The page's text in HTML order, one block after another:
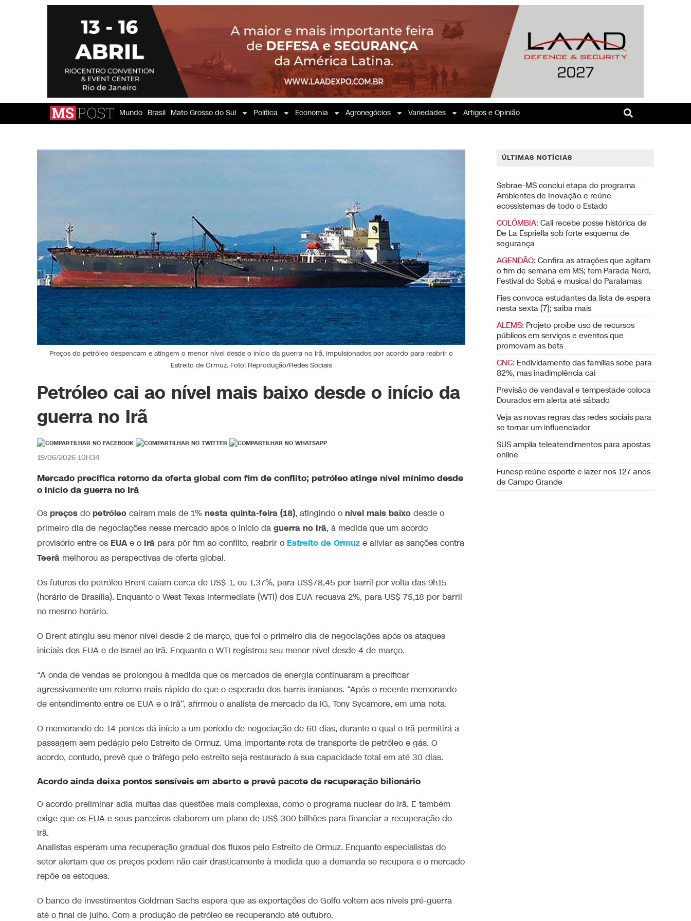
Mundo Brasil Mato Grosso do Sul Política Economia Agronegócios Variedades Artigos e Opinião
Preços do petróleo despencam e atingem o menor nível desde o início da guerra no Irã, impulsionados por acordo para reabrir o
Estreito de Ormuz. Foto: Reprodução/Redes Sociais
Petróleo cai ao nível mais baixo desde o início da
guerra no Irã
19/06/2026 10H34
Mercado precifica retorno da oferta global com fim de conflito; petróleo atinge nível mínimo desde
o início da guerra no Irã
Os preços do petróleo caíram mais de 1% nesta quinta-feira (18), atingindo o nível mais baixo desde o
primeiro dia de negociações nesse mercado após o início da guerra no Irã, à medida que um acordo
provisório entre os EUAe o Irã para pôr fim ao conflito, reabrir o Estreito de Ormuz e aliviar as sanções contra
Teerã melhorou as perspectivas de oferta global.
Os futuros do petróleo Brent caíam cerca de US$ 1, ou 1,37%, para US$78,45 por barril por volta das 9h15
(horário de Brasília). Enquanto o West Texas Intermediate (WTI) dos EUA recuava 2%, para US$ 75,18 por barril
no mesmo horário.
O Brent atingiu seu menor nível desde 2 de março, que foi o primeiro dia de negociações após os ataques
iniciais dos EUA e de Israel ao Irã. Enquanto o WTI registrou seu menor nível desde 4 de março.
“A onda de vendas se prolongou à medida que os mercados de energia continuaram a precificar
agressivamente um retorno mais rápido do que o esperado dos barris iranianos. “Após o recente memorando
de entendimento entre os EUA e o Irã”, afirmou o analista de mercado da IG, Tony Sycamore, em uma nota.
O memorando de 14 pontos dá início a um período de negociação de 60 dias, durante o qual o Irã permitirá a
passagem sem pedágio pelo Estreito de Ormuz. Uma importante rota de transporte de petróleo e gás. O
acordo, contudo, prevê que o tráfego pelo estreito seja restaurado à sua capacidade total em até 30 dias.
Acordo ainda deixa pontos sensíveis em aberto e prevê pacote de recuperação bilionário
O acordo preliminar adia muitas das questões mais complexas, como o programa nuclear do Irã. E também
exige que os EUA e seus parceiros elaborem um plano de US$ 300 bilhões para financiar a recuperação do
Irã.
Analistas esperam uma recuperação gradual dos fluxos pelo Estreito de Ormuz. Enquanto especialistas do
setor alertam que os preços podem não cair drasticamente à medida que a demanda se recupera e o mercado
repõe os estoques.
O banco de investimentos Goldman Sachs espera que as exportações do Golfo voltem aos níveis pré-guerra
até o final de julho. Com a produção de petróleo se recuperando até outubro.
ÚLTIMAS NOTÍCIAS
Sebrae-MS conclui etapa do programa
Ambientes de Inovação e reúne
ecossistemas de todo o Estado
COLÔMBIA: Cali recebe posse histórica de
De La Espriella sob forte esquema de
segurança
AGENDÃO: Confira as atrações que agitam
o fim de semana em MS; tem Parada Nerd,
Festival do Sobá e musical do Paralamas
Fies convoca estudantes da lista de espera
nesta sexta (7); saiba mais
ALEMS: Projeto proíbe uso de recursos
públicos em serviços e eventos que
promovam as bets
CNC: Endividamento das famílias sobe para
82%, mas inadimplência cai
Previsão de vendaval e tempestade coloca
Dourados em alerta até sábado
Veja as novas regras das redes sociais para
se tornar um influenciador
SUS amplia teleatendimentos para apostas
online
Funesp reúne esporte e lazer nos 127 anos
de Campo Grande